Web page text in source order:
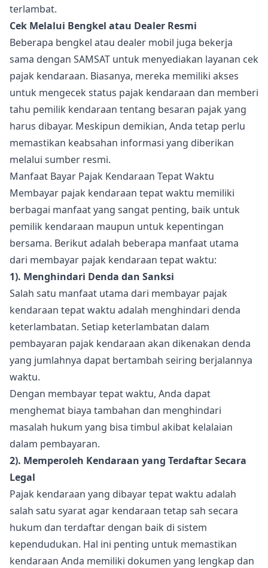
terlambat.
Cek Melalui Bengkel atau Dealer Resmi
Beberapa bengkel atau dealer mobil juga bekerja
sama dengan SAMSAT untuk menyediakan layanan cek
pajak kendaraan. Biasanya, mereka memiliki akses
untuk mengecek status pajak kendaraan dan memberi
tahu pemilik kendaraan tentang besaran pajak yang
harus dibayar. Meskipun demikian, Anda tetap perlu
memastikan keabsahan informasi yang diberikan
melalui sumber resmi.
Manfaat Bayar Pajak Kendaraan Tepat Waktu
Membayar pajak kendaraan tepat waktu memiliki
berbagai manfaat yang sangat penting, baik untuk
pemilik kendaraan maupun untuk kepentingan
bersama. Berikut adalah beberapa manfaat utama
dari membayar pajak kendaraan tepat waktu:
1). Menghindari Denda dan Sanksi
Salah satu manfaat utama dari membayar pajak
kendaraan tepat waktu adalah menghindari denda
keterlambatan. Setiap keterlambatan dalam
pembayaran pajak kendaraan akan dikenakan denda
yang jumlahnya dapat bertambah seiring berjalannya
waktu.
Dengan membayar tepat waktu, Anda dapat
menghemat biaya tambahan dan menghindari
masalah hukum yang bisa timbul akibat kelalaian
dalam pembayaran.
2). Memperoleh Kendaraan yang Terdaftar Secara
Legal
Pajak kendaraan yang dibayar tepat waktu adalah
salah satu syarat agar kendaraan tetap sah secara
hukum dan terdaftar dengan baik di sistem
kependudukan. Hal ini penting untuk memastikan
kendaraan Anda memiliki dokumen yang lengkap dan